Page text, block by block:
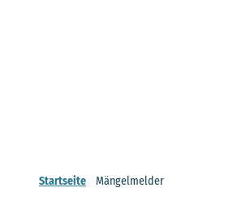
Startseite Mängelmelder